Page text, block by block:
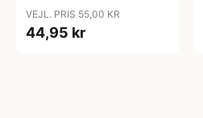
VEJL. PRIS 55,00 KR
44,95 kr